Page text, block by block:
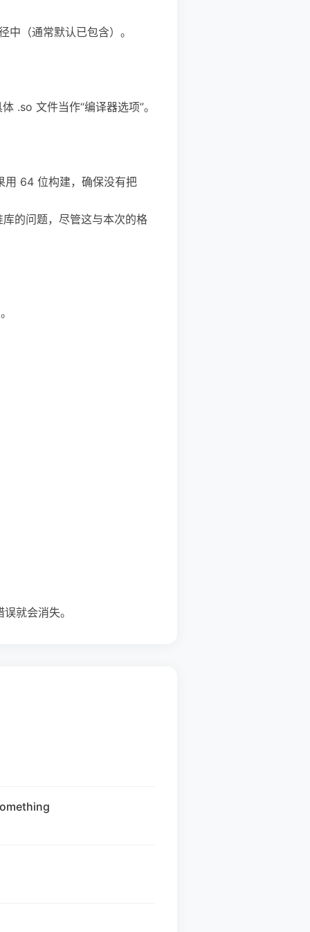
（通常默认已包含）。
文件当作“编译器选项”。
64 位构建，确保没有把
的问题，尽管这与本次的格
就会消失。